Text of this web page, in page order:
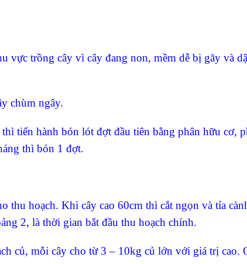
vực trồng cây vì cây đang non, mềm dễ bị gãy và
chùm ngây.
tiến hành bón lót đợt đầu tiên bằng phân hữu cơ,
thì bón 1 đợt.
thu hoạch. Khi cây cao 60cm thì cắt ngọn và tỉa
2, là thời gian bắt đầu thu hoạch chính.
củ, mỗi cây cho từ 3 – 10kg củ lớn với giá trị cao.